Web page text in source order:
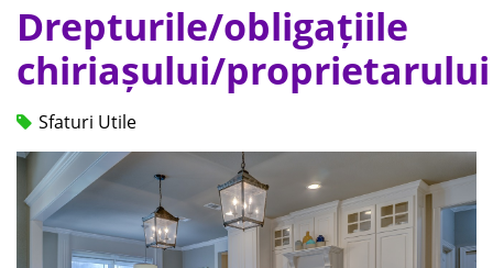
Drepturile/obligațiile
chiriașului/proprietarului
Sfaturi Utile